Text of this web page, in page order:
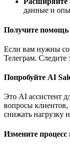
данные и
Получите
Если вам нужны
Телеграм.
Попробуйте AI
Это AI ассистент
вопросы клиентов,
снижать нагрузку
Измените